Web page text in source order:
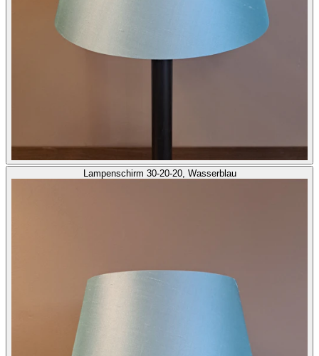
Lampenschirm 30-20-20, Wasserblau